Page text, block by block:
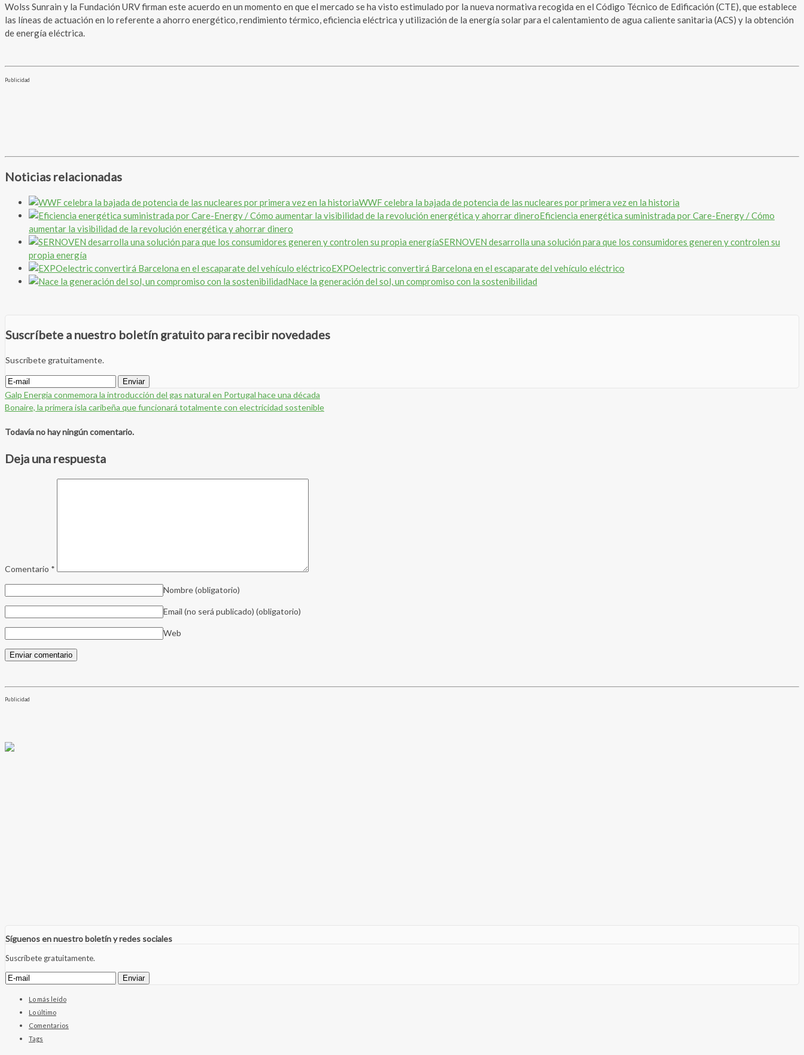
Wolss Sunrain y la Fundación URV firman este acuerdo en un momento en que el mercado se ha visto estimulado por la nueva normativa recogida en el Código Técnico de Edificación (CTE), que establece
las líneas de actuación en lo referente a ahorro energético, rendimiento térmico, eficiencia eléctrica y utilización de la energía solar para el calentamiento de agua caliente sanitaria (ACS) y la obtención
de energía eléctrica.
Publicidad
Noticias relacionadas
WWF celebra la bajada de potencia de las nucleares por primera vez en la historia
Eficiencia energética suministrada por Care-Energy / Cómo
aumentar la visibilidad de la revolución energética y ahorrar dinero
SERNOVEN desarrolla una solución para que los consumidores generen y controlen su
propia energía
EXPOelectric convertirá Barcelona en el escaparate del vehículo eléctrico
Nace la generación del sol, un compromiso con la sostenibilidad
Suscríbete a nuestro boletín gratuito para recibir novedades
Suscríbete gratuitamente.
Galp Energia conmemora la introducción del gas natural en Portugal hace una década
Bonaire, la primera isla caribeña que funcionará totalmente con electricidad sostenible
Todavía no hay ningún comentario.
Deja una respuesta
Comentario *
Nombre(obligatorio)
Email (no será publicado) (obligatorio)
Web
Publicidad
Síguenos en nuestro boletín y redes sociales
Suscríbete gratuitamente.
Lo más leído
Lo último
Comentarios
Tags